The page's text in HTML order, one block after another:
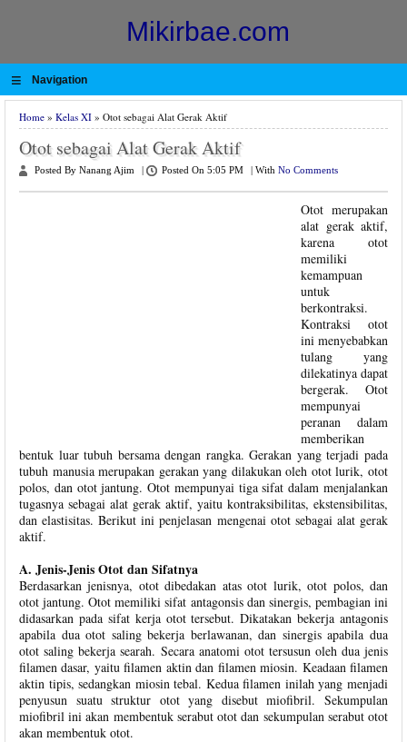
Mikirbae.com
≡ Navigation
Home » Kelas XI » Otot sebagai Alat Gerak Aktif
Otot sebagai Alat Gerak Aktif
Posted By Nanang Ajim Posted On 5:05 PM With No Comments
Otot merupakan
alat gerak aktif,
karena otot
memiliki
kemampuan
untuk
berkontraksi.
Kontraksi otot
ini menyebabkan
tulang yang
dilekatinya dapat
bergerak. Otot
mempunyai
peranan dalam
memberikan
bentuk luar tubuh bersama dengan rangka. Gerakan yang terjadi pada
tubuh manusia merupakan gerakan yang dilakukan oleh otot lurik, otot
polos, dan otot jantung. Otot mempunyai tiga sifat dalam menjalankan
tugasnya sebagai alat gerak aktif, yaitu kontraksibilitas, ekstensibilitas,
dan elastisitas. Berikut ini penjelasan mengenai otot sebagai alat gerak
aktif.
A. Jenis-Jenis Otot dan Sifatnya
Berdasarkan jenisnya, otot dibedakan atas otot lurik, otot polos, dan
otot jantung. Otot memiliki sifat antagonsis dan sinergis, pembagian ini
didasarkan pada sifat kerja otot tersebut. Dikatakan bekerja antagonis
apabila dua otot saling bekerja berlawanan, dan sinergis apabila dua
otot saling bekerja searah. Secara anatomi otot tersusun oleh dua jenis
filamen dasar, yaitu filamen aktin dan filamen miosin. Keadaan filamen
aktin tipis, sedangkan miosin tebal. Kedua filamen inilah yang menjadi
penyusun suatu struktur otot yang disebut miofibril. Sekumpulan
miofibril ini akan membentuk serabut otot dan sekumpulan serabut otot
akan membentuk otot.